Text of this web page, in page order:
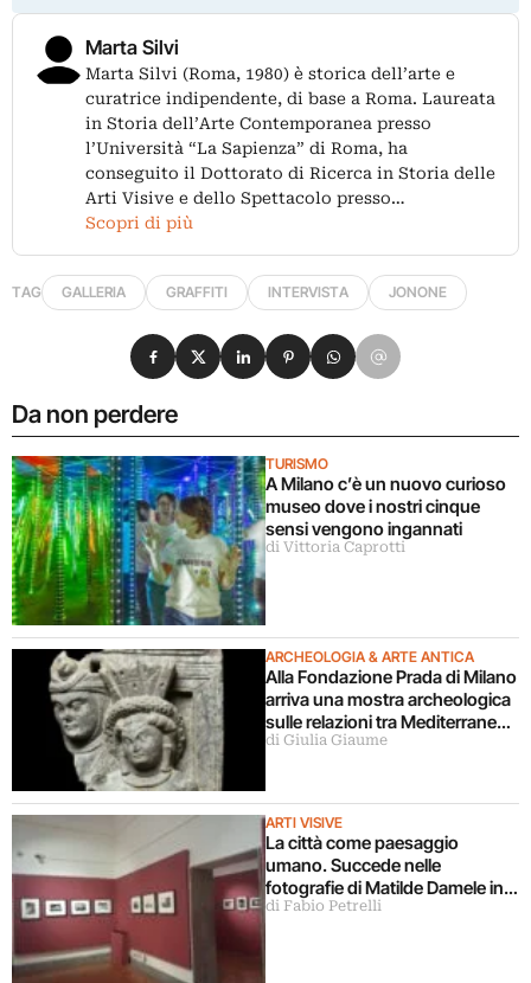
Marta Silvi
Marta Silvi (Roma, 1980) è storica dell’arte e
curatrice indipendente, di base a Roma. Laureata
in Storia dell’Arte Contemporanea presso
l’Università “La Sapienza” di Roma, ha
conseguito il Dottorato di Ricerca in Storia delle
Arti Visive e dello Spettacolo presso…
Scopri di più
TAG GALLERIA GRAFFITI INTERVISTA JONONE
Da non perdere
TURISMO
A Milano c’è un nuovo curioso
museo dove i nostri cinque
sensi vengono ingannati
di Vittoria Caprotti
ARCHEOLOGIA & ARTE ANTICA
Alla Fondazione Prada di Milano
arriva una mostra archeologica
sulle relazioni tra Mediterraneo
e Asia
di Giulia Giaume
ARTI VISIVE
La città come paesaggio
umano. Succede nelle
fotografie di Matilde Damele in
mostra a Roma
di Fabio Petrelli
Condividi su Facebook
Condividi su X
Condividi su LinkedIn
Condividi su Pinterest
Condividi su WhatsApp
Condividi su Email